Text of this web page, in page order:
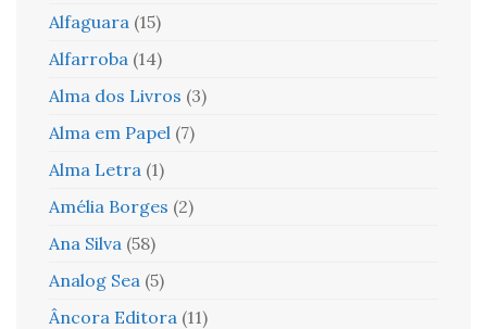
Alfaguara (15)
Alfarroba (14)
Alma dos Livros (3)
Alma em Papel (7)
Alma Letra (1)
Amélia Borges (2)
Ana Silva (58)
Analog Sea (5)
Âncora Editora (11)